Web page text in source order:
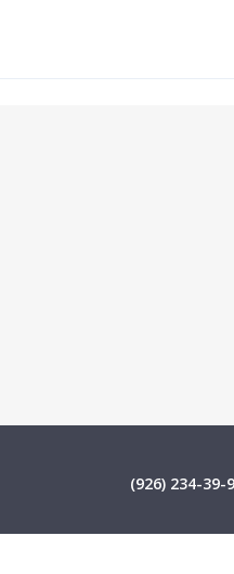
(926) 234-39-